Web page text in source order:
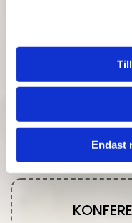
Endast
Pris
Kaffe/te: 20 kr